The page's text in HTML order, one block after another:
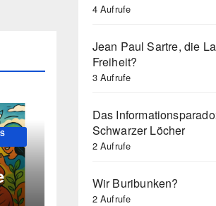
4 Aufrufe
Jean Paul Sartre, die
Freiheit?
3 Aufrufe
Das
Schwarzer Löcher
2 Aufrufe
Wir Buribunken?
2 Aufrufe